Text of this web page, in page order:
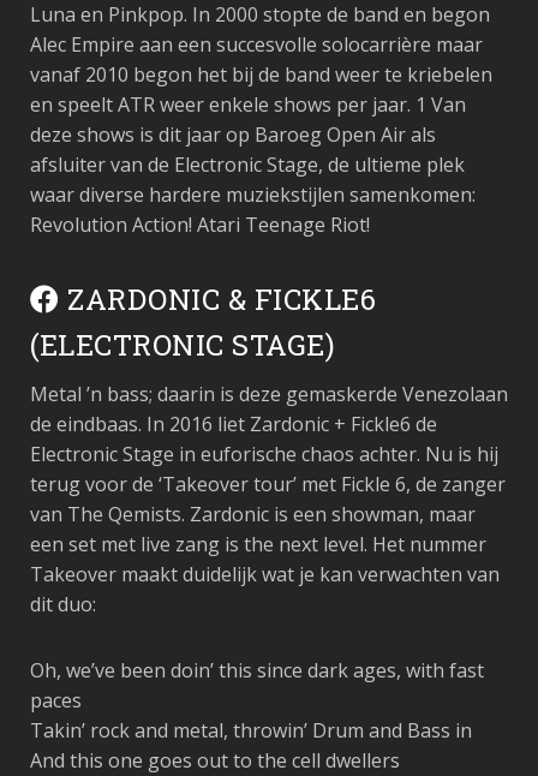
Luna en Pinkpop. In 2000 stopte de band en begon
Alec Empire aan een succesvolle solocarrière maar
vanaf 2010 begon het bij de band weer te kriebelen
en speelt ATR weer enkele shows per jaar. 1 Van
deze shows is dit jaar op Baroeg Open Air als
afsluiter van de Electronic Stage, de ultieme plek
waar diverse hardere muziekstijlen samenkomen:
Revolution Action! Atari Teenage Riot!
ZARDONIC & FICKLE6
(ELECTRONIC STAGE)
Metal ’n bass; daarin is deze gemaskerde Venezolaan
de eindbaas. In 2016 liet Zardonic + Fickle6 de
Electronic Stage in euforische chaos achter. Nu is hij
terug voor de ‘Takeover tour’ met Fickle 6, de zanger
van The Qemists. Zardonic is een showman, maar
een set met live zang is the next level. Het nummer
Takeover maakt duidelijk wat je kan verwachten van
dit duo:
Oh, we’ve been doin’ this since dark ages, with fast
paces
Takin’ rock and metal, throwin’ Drum and Bass in
And this one goes out to the cell dwellers